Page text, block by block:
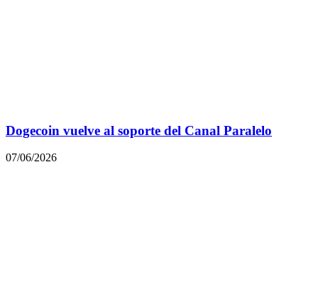
Dogecoin vuelve al soporte del Canal Paralelo
07/06/2026